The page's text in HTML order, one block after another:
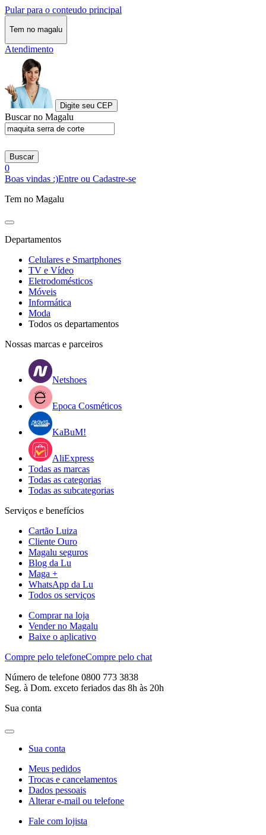
Pular para o conteudo principal
Tem no magalu
Atendimento
Digite seu CEP
Buscar no Magalu
Buscar
0
Boas vindas :)Entre ou Cadastre-se
Tem no Magalu
Departamentos
Celulares e Smartphones
TV e Vídeo
Eletrodomésticos
Móveis
Informática
Moda
Todos os departamentos
Nossas marcas e parceiros
Netshoes
Epoca Cosméticos
KaBuM!
AliExpress
Todas as marcas
Todas as categorias
Todas as subcategorias
Serviços e benefícios
Cartão Luiza
Cliente Ouro
Magalu seguros
Blog da Lu
Maga +
WhatsApp da Lu
Todos os serviços
Comprar na loja
Vender no Magalu
Baixe o aplicativo
Compre pelo telefoneCompre pelo chat
Número de telefone 0800 773 3838
Seg. à Dom. exceto feriados das 8h às 20h
Sua conta
Sua conta
Meus pedidos
Trocas e cancelamentos
Dados pessoais
Alterar e-mail ou telefone
Fale com lojista